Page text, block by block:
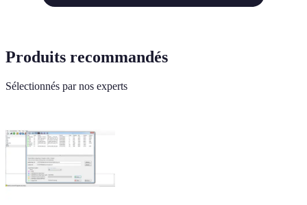
Produits recommandés
Sélectionnés par nos experts